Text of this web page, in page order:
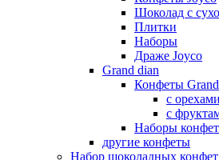
Шоколад с
Плитки
Наборы
Драже Joyco
Grand dian
Конфеты
с орехами
с
Наборы
другие конфеты
Набор шоколадных конфет